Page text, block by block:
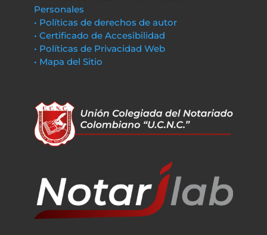
Personales
• Políticas de derechos de autor
• Certificado de Accesibilidad
• Políticas de Privacidad Web
• Mapa del Sitio